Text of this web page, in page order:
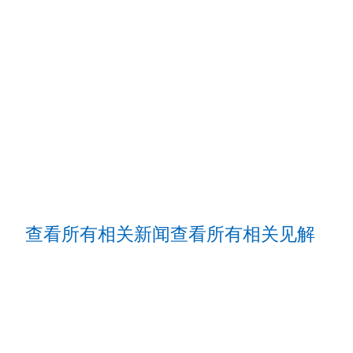
查看所有相关新闻查看所有相关见解